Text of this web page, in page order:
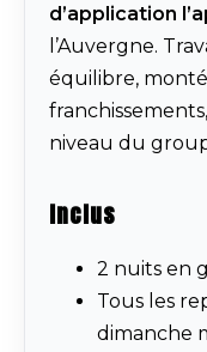
d’application
l’Auvergne.
équilibre,
niveau du
Inclus
2 nuits en
Tous les
dimanche